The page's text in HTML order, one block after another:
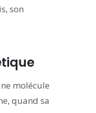
son
molécule
quand sa